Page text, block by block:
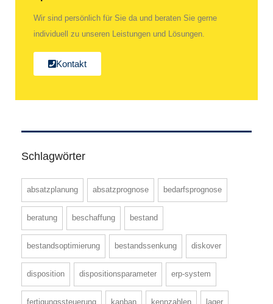
Wir sind persönlich für Sie da und beraten Sie gerne
individuell zu unseren Leistungen und Lösungen.
Kontakt
Schlagwörter
absatzplanung absatzprognose bedarfsprognose
beratung beschaffung bestand
bestandsoptimierung bestandssenkung diskover
disposition dispositionsparameter erp-system
fertigungssteuerung kanban kennzahlen lager